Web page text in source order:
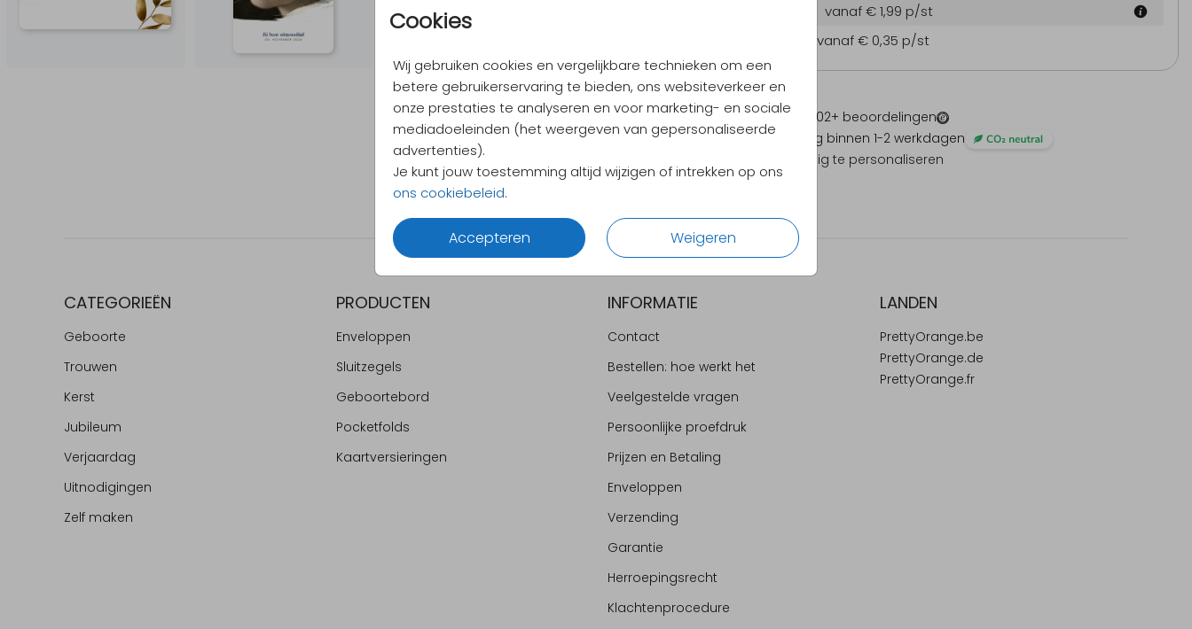
Cookies
Wij gebruiken cookies en vergelijkbare technieken om een
betere gebruikerservaring te bieden, ons websiteverkeer en
onze prestaties te analyseren en voor marketing- en sociale
mediadoeleinden (het weergeven van gepersonaliseerde
advertenties).
Je kunt jouw toestemming altijd wijzigen of intrekken op ons
ons cookiebeleid.
Accepteren Weigeren
9,4/ 10 - 1202+ beoordelingen
Verzending binnen 1-2 werkdagen
Alles volledig te personaliseren
vanaf € 1,99 p/st
vanaf € 0,35 p/st
CATEGORIEËN
Geboorte
Trouwen
Kerst
Jubileum
Verjaardag
Uitnodigingen
Zelf maken
PRODUCTEN
Enveloppen
Sluitzegels
Geboortebord
Pocketfolds
Kaartversieringen
INFORMATIE
Contact
Bestellen: hoe werkt het
Veelgestelde vragen
Persoonlijke proefdruk
Prijzen en Betaling
Enveloppen
Verzending
Garantie
Herroepingsrecht
Klachtenprocedure
LANDEN
PrettyOrange.be
PrettyOrange.de
PrettyOrange.fr